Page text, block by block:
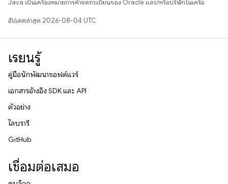
Java เป็นเครื่องหมายการค้าจดทะเบียนของ Oracle และ/หรือบริษัทในเครือ
อัปเดตล่าสุด 2026-08-04 UTC
เรียนรู้
คู่มือนักพัฒนาซอฟต์แวร์
เอกสารอ้างอิง SDK และ API
ตัวอย่าง
ไลบรารี
GitHub
เชื่อมต่อเสมอ